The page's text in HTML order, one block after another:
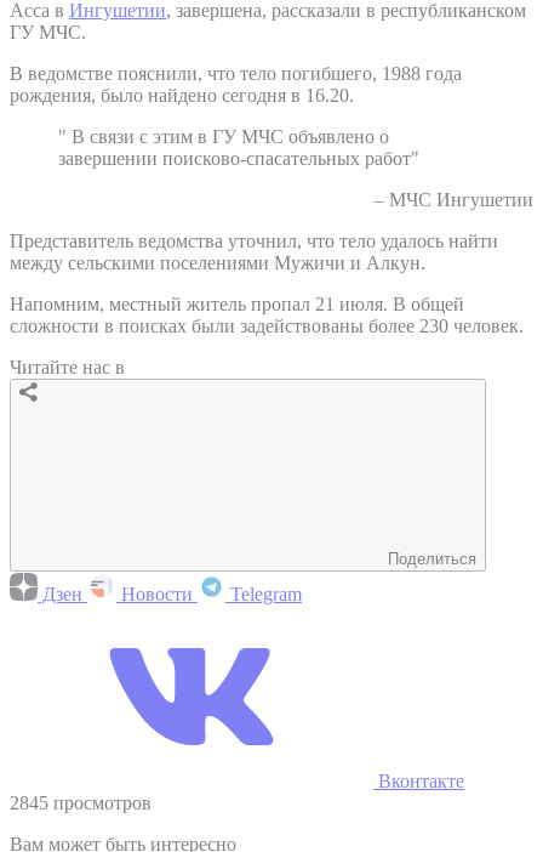
Асса в Ингушетии, завершена, рассказали в республиканском
ГУ МЧС.
В ведомстве пояснили, что тело погибшего, 1988 года
рождения, было найдено сегодня в 16.20.
" В связи с этим в ГУ МЧС объявлено о
завершении поисково-спасательных работ"
– МЧС Ингушетии
Представитель ведомства уточнил, что тело удалось найти
между сельскими поселениями Мужичи и Алкун.
Напомним, местный житель пропал 21 июля. В общей
сложности в поисках были задействованы более 230 человек.
Читайте нас в
Поделиться
Дзен Новости Telegram
Вконтакте
2845 просмотров
Вам может быть интересно